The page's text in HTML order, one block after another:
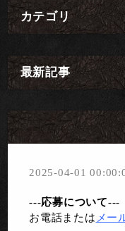
カテゴリ
最新記事
2025-04-01
---応募について---
お電話または メー